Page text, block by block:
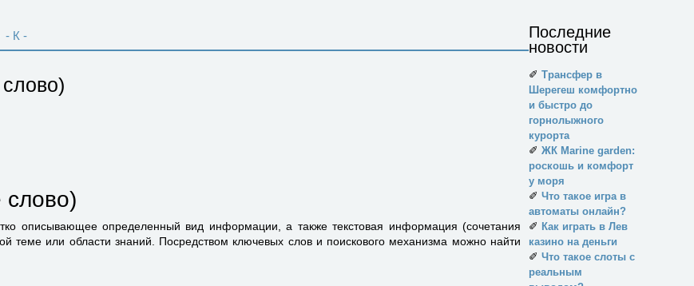
- К -
слово)
описывающее опре­деленный вид информации, а также текстовая информация (сочетания
теме или области знаний. Посредством ключевых слов и поисково­го механизма можно найти
Последние
новости
✐ Трансфер в
Шерегеш комфортно
и быстро до
горнолыжного
курорта
✐ ЖК Marine garden:
роскошь и комфорт
у моря
✐ Что такое игра в
автоматы онлайн?
✐ Как играть в Лев
казино на деньги
✐ Что такое слоты с
реальным